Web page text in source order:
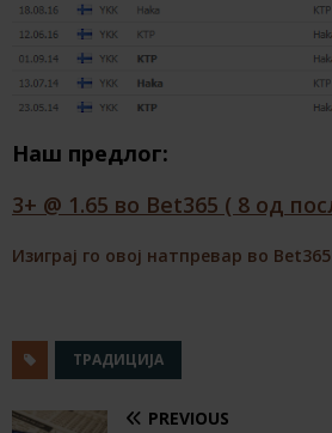
Наш предлог:
3+ @ 1.65 во Bet365 ( 8 од
Изиграј го овој натпревар во Bet365
ТРАДИЦИЈА
PREVIOUS